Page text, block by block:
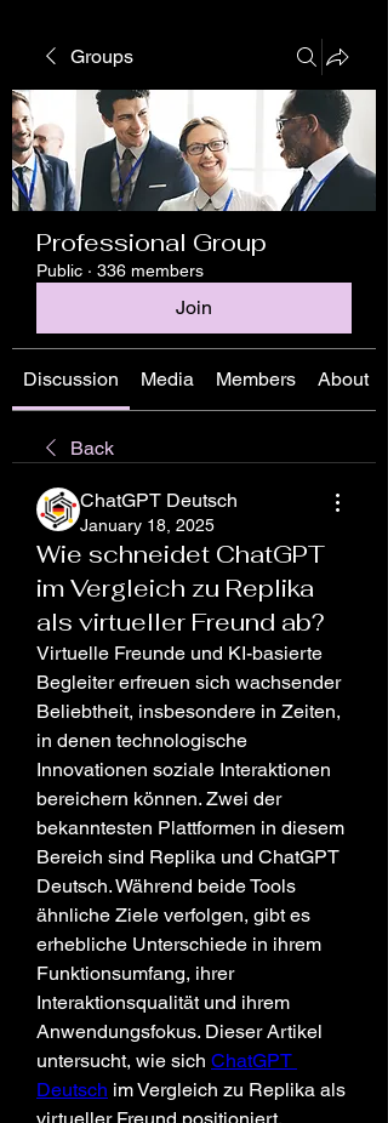
Groups
Professional Group
Public · 336 members
Join
Discussion Media Members About
Back
ChatGPT Deutsch
January 18, 2025
Wie schneidet ChatGPT
im Vergleich zu Replika
als virtueller Freund ab?
Virtuelle Freunde und KI-basierte
Begleiter erfreuen sich wachsender
Beliebtheit, insbesondere in Zeiten,
in denen technologische
Innovationen soziale Interaktionen
bereichern können. Zwei der
bekanntesten Plattformen in diesem
Bereich sind Replika und ChatGPT
Deutsch. Während beide Tools
ähnliche Ziele verfolgen, gibt es
erhebliche Unterschiede in ihrem
Funktionsumfang, ihrer
Interaktionsqualität und ihrem
Anwendungsfokus. Dieser Artikel
untersucht, wie sich ChatGPT
Deutsch im Vergleich zu Replika als